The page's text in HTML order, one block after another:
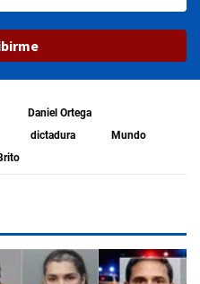
Daniel Ortega
dictadura
Mundo